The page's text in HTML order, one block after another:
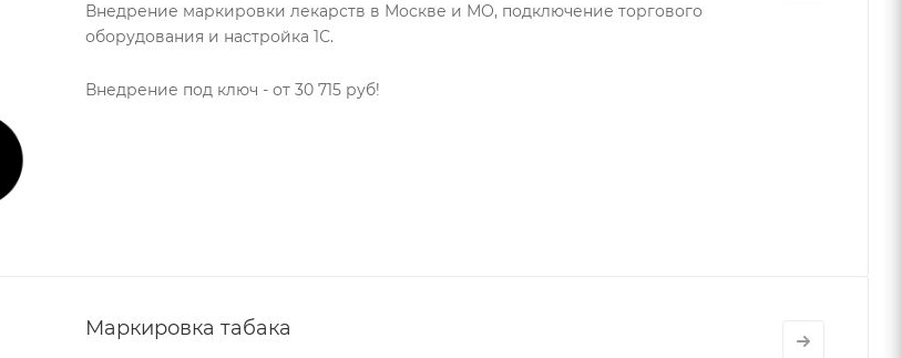
Внедрение маркировки лекарств в Москве и МО, подключение торгового
оборудования и настройка 1С.
Внедрение под ключ - от 30 715 руб!
Маркировка табака